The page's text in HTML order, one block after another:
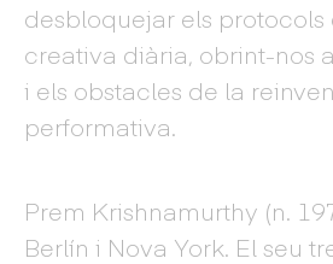
desbloquejar els
creativa diària, obrint-nos
i els obstacles de la
performativa.
Prem Krishnamurthy (n.
Berlín i Nova York. El seu